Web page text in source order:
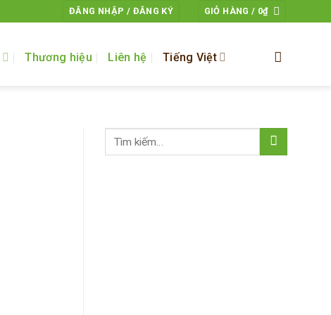
ĐĂNG NHẬP / ĐĂNG KÝ GIỎ HÀNG / 0₫
Thương hiệu Liên hệ Tiếng Việt